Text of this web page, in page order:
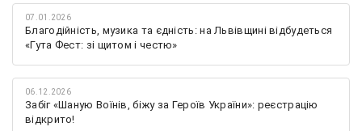
07.01.2026
Благодійність, музика та єдність: на Львівщині відбудеться
«Гута Фест: зі щитом і честю»
06.12.2026
Забіг «Шаную Воїнів, біжу за Героїв України»: реєстрацію
відкрито!